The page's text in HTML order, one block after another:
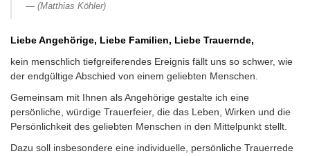
(Matthias Köhler)
Liebe Angehörige, Liebe Familien, Liebe Trauernde,
kein menschlich tiefgreiferendes Ereignis fällt uns so schwer, wie
der endgültige Abschied von einem geliebten Menschen.
Gemeinsam mit Ihnen als Angehörige gestalte ich eine
persönliche, würdige Trauerfeier, die das Leben, Wirken und die
Persönlichkeit des geliebten Menschen in den Mittelpunkt stellt.
Dazu soll insbesondere eine individuelle, persönliche Trauerrede